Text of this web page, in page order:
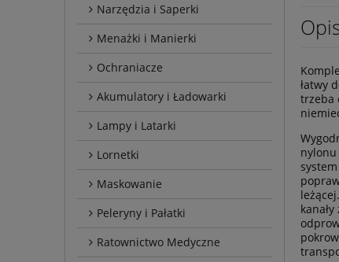
Narzędzia i Saperki
Menażki i Manierki
Ochraniacze
Akumulatory i Ładowarki
Lampy i Latarki
Lornetki
Maskowanie
Peleryny i Pałatki
Ratownictwo Medyczne
łatwy
trzeba